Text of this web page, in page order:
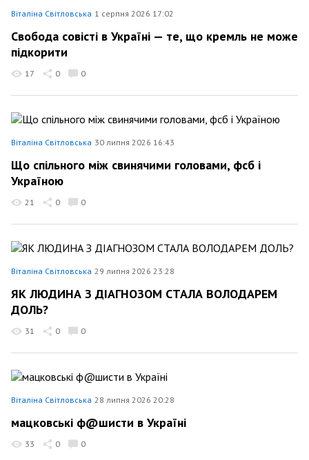
Віталіна Світловська 1 серпня 2026 17:02
Свобода совісті в Україні — те, що кремль не може
підкорити
17 0 0
Віталіна Світловська 30 липня 2026 16:43
Що спільного між свинячими головами, фсб і
Україною
21 0 0
Віталіна Світловська 29 липня 2026 23:28
ЯК ЛЮДИНА З ДІАГНОЗОМ СТАЛА ВОЛОДАРЕМ
ДОЛЬ?
31 0 0
Віталіна Світловська 28 липня 2026 20:28
мацковські ф@шисти в Україні
33 0 0